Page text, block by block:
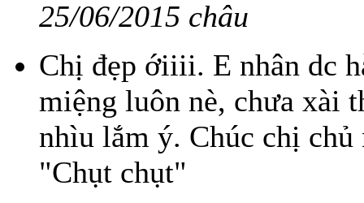
25/06/2015 châu
Chị đẹp ớiiii. E nhân dc
miệng luôn nè, chưa xài
nhìu lắm ý. Chúc chị chủ
"Chụt chụt"